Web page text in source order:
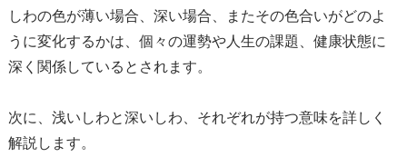
しわの色が薄い場合、深い場合、またその色合いがどのよ
うに変化するかは、個々の運勢や人生の課題、健康状態に
深く関係しているとされます。
次に、浅いしわと深いしわ、それぞれが持つ意味を詳しく
解説します。